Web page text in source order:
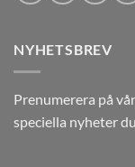
NYHETSBREV
Prenumerera på
speciella nyheter